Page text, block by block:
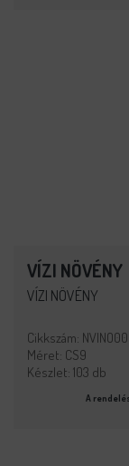
VÍZI NÖVÉNY
VÍZI NÖVÉNY
Cikkszám:
Méret: CS9
Készlet: 103 db
A